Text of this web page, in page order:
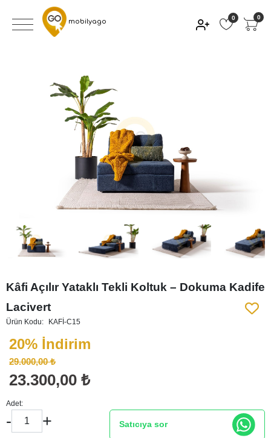
mobilyago 0 0
Kâfi Açılır Yataklı Tekli Koltuk – Dokuma Kadife
Lacivert
Ürün Kodu: KAFİ-C15
23.300,00 ₺
29.000,00 ₺
20% İndirim
Adet:
- + Satıcıya sor